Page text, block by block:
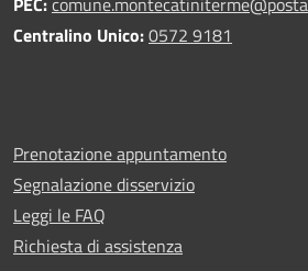
Centralino Unico:0572 9181
Prenotazione appuntamento
Segnalazione disservizio
Leggi le FAQ
Richiesta di assistenza